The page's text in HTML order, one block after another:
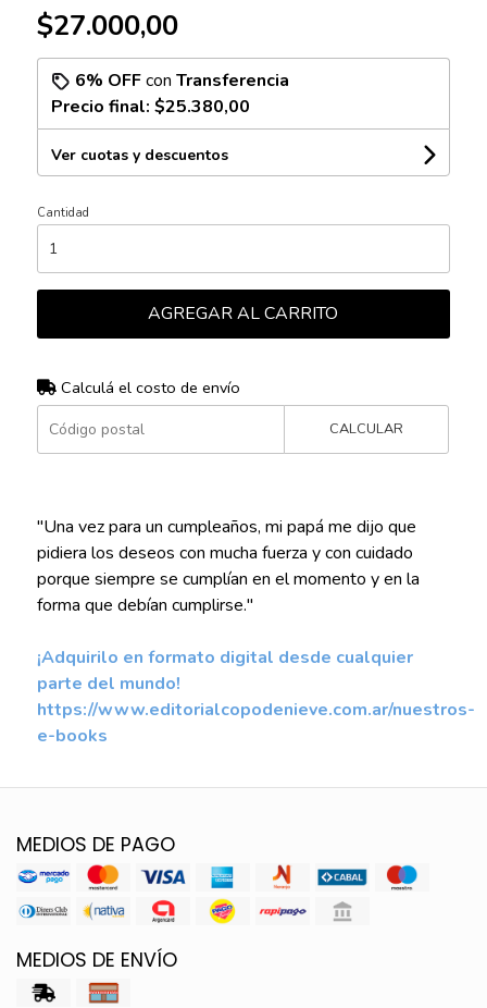
$27.000,00
6% OFFcon Transferencia
Precio final: $25.380,00
Ver cuotas y descuentos
Cantidad
AGREGAR AL CARRITO
Calculá el costo de envío
CALCULAR
"Una vez para un cumpleaños, mi papá me dijo que
pidiera los deseos con mucha fuerza y con cuidado
porque siempre se cumplían en el momento y en la
forma que debían cumplirse."
¡Adquirilo en formato digital desde cualquier
parte del mundo!
https://www.editorialcopodenieve.com.ar/nuestros-
e-books
MEDIOS DE PAGO
MEDIOS DE ENVÍO